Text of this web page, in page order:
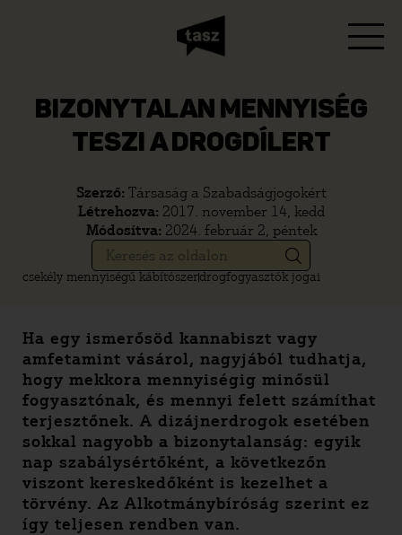
BIZONYTALAN MENNYISÉG
TESZI A DROGDÍLERT
Szerző: Társaság a Szabadságjogokért
Létrehozva: 2017. november 14, kedd
Módosítva: 2024. február 2, péntek
csekély mennyiségű kábítószerdrogfogyasztók jogai
Ha egy ismerősöd kannabiszt vagy
amfetamint vásárol, nagyjából tudhatja,
hogy mekkora mennyiségig minősül
fogyasztónak, és mennyi felett számíthat
terjesztőnek. A dizájnerdrogok esetében
sokkal nagyobb a bizonytalanság: egyik
nap szabálysértőként, a következőn
viszont kereskedőként is kezelhet a
törvény. Az Alkotmánybíróság szerint ez
így teljesen rendben van.